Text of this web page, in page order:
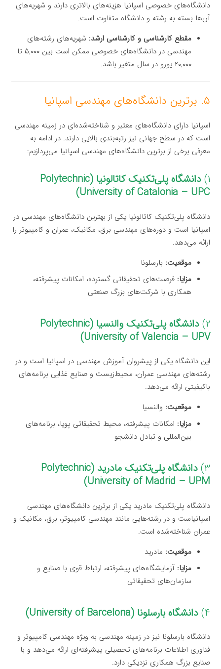
دانشگاه‌های خصوصی اسپانیا هزینه‌های بالاتری دارند و شهریه‌های
آن‌ها بسته به رشته و دانشگاه متفاوت است.
مقطع کارشناسی و کارشناسی ارشد: شهریه‌های رشته‌های
مهندسی در دانشگاه‌های خصوصی ممکن است بین ۵,۰۰۰ تا
۲۰,۰۰۰ یورو در سال متغیر باشد.
۵. برترین دانشگاه‌های مهندسی اسپانیا
اسپانیا دارای دانشگاه‌های معتبر و شناخته‌شده‌ای در زمینه مهندسی
است که در سطح جهانی نیز رتبه‌بندی بالایی دارند. در ادامه به
معرفی برخی از برترین دانشگاه‌های مهندسی اسپانیا می‌پردازیم:
۱)
دانشگاه پلی‌تکنیک کاتالونیا (Polytechnic
University of Catalonia – UPC)
دانشگاه پلی‌تکنیک کاتالونیا یکی از بهترین دانشگاه‌های مهندسی در
اسپانیا است و دوره‌های مهندسی برق، مکانیک، عمران و کامپیوتر را
ارائه می‌دهد.
موقعیت: بارسلونا
مزایا: فرصت‌های تحقیقاتی گسترده، امکانات پیشرفته،
همکاری با شرکت‌های بزرگ صنعتی
۲)
دانشگاه پلی‌تکنیک والنسیا (Polytechnic
University of Valencia – UPV)
این دانشگاه یکی از پیشروان آموزش مهندسی در اسپانیا است و در
رشته‌های مهندسی عمران، محیط‌زیست و صنایع غذایی برنامه‌های
باکیفیتی ارائه می‌دهد.
موقعیت: والنسیا
مزایا: امکانات پیشرفته، محیط تحقیقاتی پویا، برنامه‌های
بین‌المللی و تبادل دانشجو
۳)
دانشگاه پلی‌تکنیک مادرید (Polytechnic
University of Madrid – UPM)
دانشگاه پلی‌تکنیک مادرید یکی از برترین دانشگاه‌های مهندسی
اسپانیاست و در رشته‌هایی مانند مهندسی کامپیوتر، برق، مکانیک و
عمران شناخته‌شده است.
موقعیت: مادرید
مزایا: آزمایشگاه‌های پیشرفته، ارتباط قوی با صنایع و
سازمان‌های تحقیقاتی
۴) دانشگاه بارسلونا (University of Barcelona)
دانشگاه بارسلونا نیز در زمینه مهندسی به ویژه مهندسی کامپیوتر و
فناوری اطلاعات برنامه‌های تحصیلی پیشرفته‌ای ارائه می‌دهد و با
صنایع بزرگ همکاری نزدیکی دارد.